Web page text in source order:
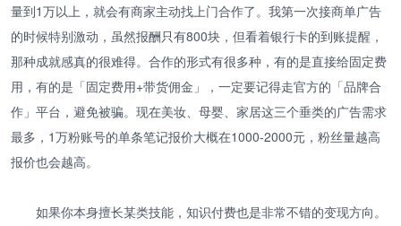
量到1万以上，就会有商家主动找上门合作了。我第一次接商单广告
的时候特别激动，虽然报酬只有800块，但看着银行卡的到账提醒，
那种成就感真的很难得。合作的形式有很多种，有的是直接给固定费
用，有的是「固定费用+带货佣金」，一定要记得走官方的「品牌合
作」平台，避免被骗。现在美妆、母婴、家居这三个垂类的广告需求
最多，1万粉账号的单条笔记报价大概在1000-2000元，粉丝量越高
报价也会越高。
如果你本身擅长某类技能，知识付费也是非常不错的变现方向。